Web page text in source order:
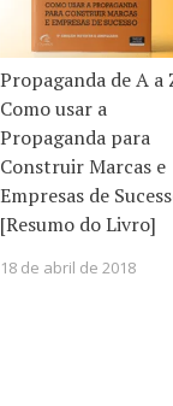
Propaganda de A a
Como usar a
Propaganda para
Construir Marcas e
Empresas de
[Resumo do Livro]
18 de abril de 2018